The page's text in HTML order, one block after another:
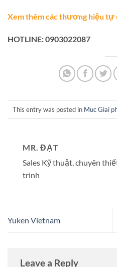
Xem thêm các thương hiệu tự
HOTLINE: 0903022087
This entry was posted in Muc Giai
MR. ĐẠT
Sales Kỹ thuật, chuyên
trình
Yuken Vietnam
Leave a Reply